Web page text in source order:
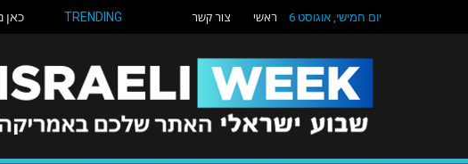
יום חמישי, אוגוסט 6 ראשי צור קשר TRENDING